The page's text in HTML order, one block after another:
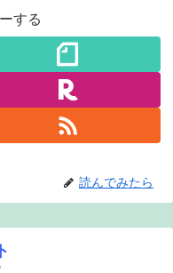
する
読んでみたら